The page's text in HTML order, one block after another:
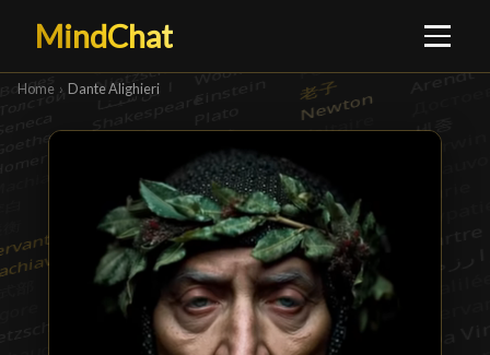
MindChat
Home › Dante Alighieri